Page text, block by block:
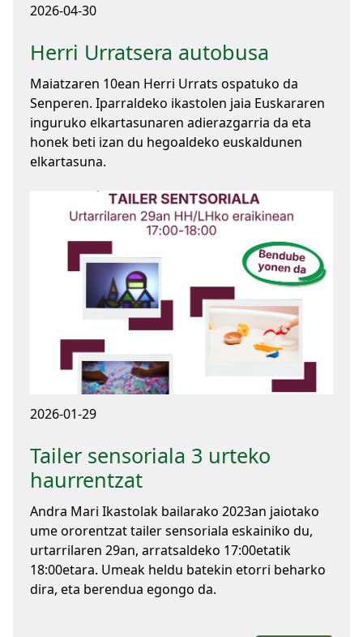
2026-04-30
Herri Urratsera autobusa
Maiatzaren 10ean Herri Urrats ospatuko da
Senperen. Iparraldeko ikastolen jaia Euskararen
inguruko elkartasunaren adierazgarria da eta
honek beti izan du hegoaldeko euskaldunen
elkartasuna.
2026-01-29
Tailer sensoriala 3 urteko
haurrentzat
Andra Mari Ikastolak bailarako 2023an jaiotako
ume ororentzat tailer sensoriala eskainiko du,
urtarrilaren 29an, arratsaldeko 17:00etatik
18:00etara. Umeak heldu batekin etorri beharko
dira, eta berendua egongo da.